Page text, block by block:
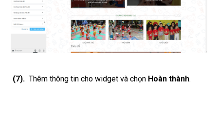
(7). Thêm thông tin cho widget và chọn Hoàn thành.